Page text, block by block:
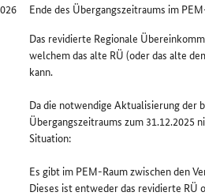
Ende des Übergangszeitraums im
Das revidierte Regionale
welchem das alte RÜ (oder das alte
kann.
Da die notwendige Aktualisierung der
Übergangszeitraums zum 31.12.2025
Situation:
Es gibt im PEM-Raum zwischen den
Dieses ist entweder das revidierte RÜ